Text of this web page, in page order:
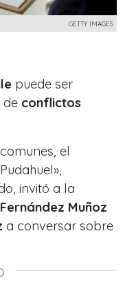
GETTY IMAGES
puede ser
de conflictos
el
invitó a la
Muñoz
a conversar sobre